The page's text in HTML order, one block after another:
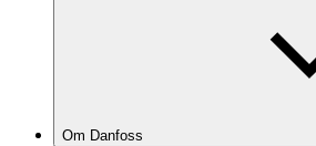
Om Danfoss